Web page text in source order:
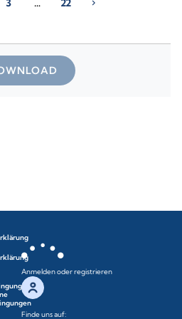
3 … 22 chevron_right
Anmelden oder registrieren
Finde uns auf: